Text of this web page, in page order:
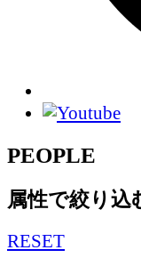
PEOPLE
属性で絞り込
RESET